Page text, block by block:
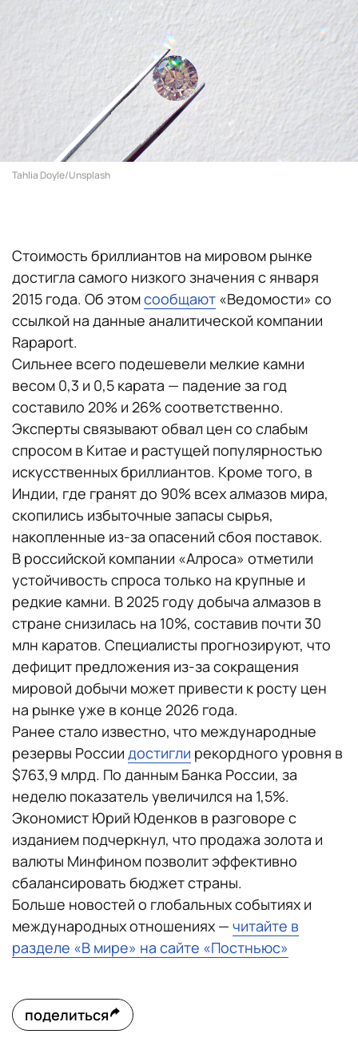
Tahlia Doyle/Unsplash
Стоимость бриллиантов на мировом рынке
достигла самого низкого значения с января
2015 года. Об этомсообщают «Ведомости» со
ссылкой на данные аналитической компании
Rapaport.
Сильнее всего подешевели мелкие камни
весом 0,3 и 0,5 карата — падение за год
составило 20% и 26% соответственно.
Эксперты связывают обвал цен со слабым
спросом в Китае и растущей популярностью
искусственных бриллиантов. Кроме того, в
Индии, где гранят до 90% всех алмазов мира,
скопились избыточные запасы сырья,
накопленные из-за опасений сбоя поставок.
В российской компании «Алроса» отметили
устойчивость спроса только на крупные и
редкие камни. В 2025 году добыча алмазов в
стране снизилась на 10%, составив почти 30
млн каратов. Специалисты прогнозируют, что
дефицит предложения из-за сокращения
мировой добычи может привести к росту цен
на рынке уже в конце 2026 года.
Ранее стало известно, что международные
резервы России достигли рекордного уровня в
$763,9 млрд. По данным Банка России, за
неделю показатель увеличился на 1,5%.
Экономист Юрий Юденков в разговоре с
изданием подчеркнул, что продажа золота и
валюты Минфином позволит эффективно
сбалансировать бюджет страны.
Больше новостей о глобальных событиях и
международных отношениях — читайте в
разделе «В мире» на сайте «Постньюс»
поделиться